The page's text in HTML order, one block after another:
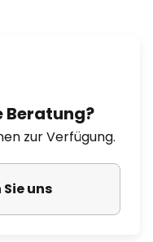
Beratung?
zur Verfügung.
uns